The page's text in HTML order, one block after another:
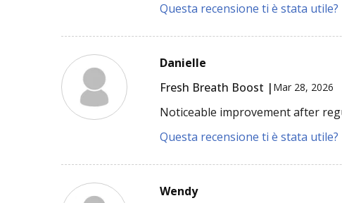
Questa recensione ti è stata utile?
Danielle
Fresh Breath Boost | Mar 28, 2026
Noticeable improvement after
Questa recensione ti è stata utile?
Wendy